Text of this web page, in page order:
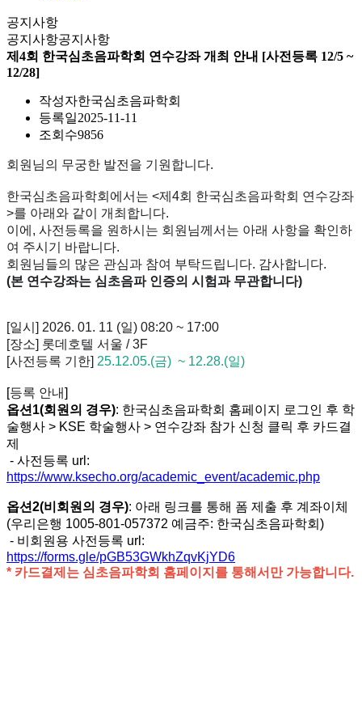
공지사항
공지사항공지사항
제4회 한국심초음파학회 연수강좌 개최 안내 [사전등록 12/5 ~
12/28]
작성자한국심초음파학회
등록일2025-11-11
조회수9856
회원님의 무궁한 발전을 기원합니다.
한국심초음파학회에서는 <제4회 한국심초음파학회 연수강좌
>를 아래와 같이 개최합니다.
이에, 사전등록을 원하시는 회원님께서는 아래 사항을 확인하
여 주시기 바랍니다.
회원님들의 많은 관심과 참여 부탁드립니다. 감사합니다.
(본 연수강좌는 심초음파 인증의 시험과 무관합니다)
[일시] 2026. 01. 11 (일) 08:20 ~ 17:00
[장소] 롯데호텔 서울 / 3F
[사전등록 기한] 25.12.05.(금) ~ 12.28.(일)
[등록 안내]
옵션1(회원의 경우): 한국심초음파학회 홈페이지 로그인 후 학
술행사 > KSE 학술행사 > 연수강좌 참가 신청 클릭 후 카드결
제
- 사전등록 url:
https://www.ksecho.org/academic_event/academic.php
옵션2(비회원의 경우): 아래 링크를 통해 폼 제출 후 계좌이체
(우리은행 1005-801-057372 예금주: 한국심초음파학회)
- 비회원용 사전등록 url:
https://forms.gle/pGB53GWkhZqvKjYD6
* 카드결제는 심초음파학회 홈페이지를 통해서만 가능합니다.